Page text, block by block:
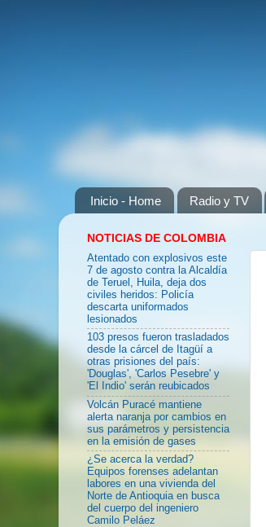
Inicio - Home Radio y TV
NOTICIAS DE COLOMBIA
Atentado con explosivos este
7 de agosto contra la Alcaldía
de Teruel, Huila, deja dos
civiles heridos: Policía
descarta uniformados
lesionados
103 presos fueron trasladados
desde la cárcel de Itagüí a
otras prisiones del país:
'Douglas', 'Carlos Pesebre' y
'El Indio' serán reubicados
Volcán Puracé mantiene
alerta naranja por cambios en
sus parámetros y persistencia
en la emisión de gases
¿Se acerca la verdad?
Equipos forenses adelantan
labores en una vivienda del
Norte de Antioquia en busca
del cuerpo del ingeniero
Camilo Peláez